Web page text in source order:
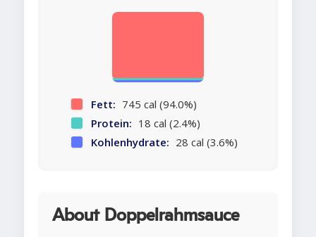
Fett: 745 cal (94.0%)
Protein: 18 cal (2.4%)
Kohlenhydrate: 28 cal (3.6%)
About Doppelrahmsauce